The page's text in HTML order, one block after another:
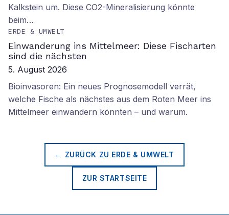
Kalkstein um. Diese CO2-Mineralisierung könnte
beim…
ERDE & UMWELT
Einwanderung ins Mittelmeer: Diese Fischarten
sind die nächsten
5. August 2026
Bioinvasoren: Ein neues Prognosemodell verrät,
welche Fische als nächstes aus dem Roten Meer ins
Mittelmeer einwandern könnten – und warum.
← ZURÜCK ZU ERDE & UMWELT
ZUR STARTSEITE